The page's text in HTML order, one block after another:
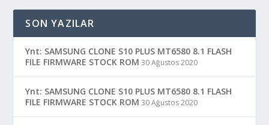
SON YAZILAR
Ynt: SAMSUNG CLONE S10 PLUS MT6580 8.1 FLASH
FILE FIRMWARE STOCK ROM 30 Ağustos 2020
Ynt: SAMSUNG CLONE S10 PLUS MT6580 8.1 FLASH
FILE FIRMWARE STOCK ROM 30 Ağustos 2020